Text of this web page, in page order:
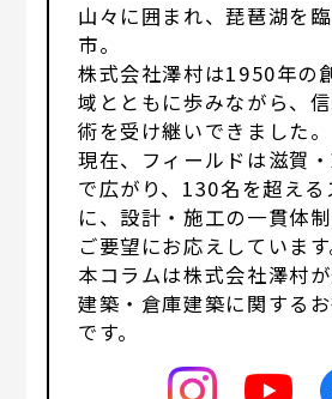
山々に囲まれ、琵琶湖を
市。
株式会社澤村は1950年の
域とともに歩みながら、
術を受け継いできました。
現在、フィールドは滋賀
で広がり、130名を超え
に、設計・施工の一貫体
ご要望にお応えしています
本コラムは株式会社澤村
建築・倉庫建築に関する
です。